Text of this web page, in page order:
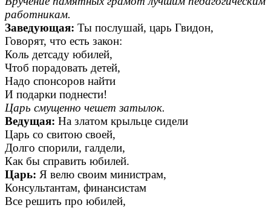
работникам.
Заведующая: Ты послушай, царь Гвидон,
Говорят, что есть закон:
Коль детсаду юбилей,
Чтоб порадовать детей,
Надо спонсоров найти
И подарки поднести!
Царь смущенно чешет затылок.
Ведущая: На златом крыльце сидели
Царь со свитою своей,
Долго спорили, галдели,
Как бы справить юбилей.
Царь: Я велю своим министрам,
Консультантам, финансистам
Все решить про юбилей,